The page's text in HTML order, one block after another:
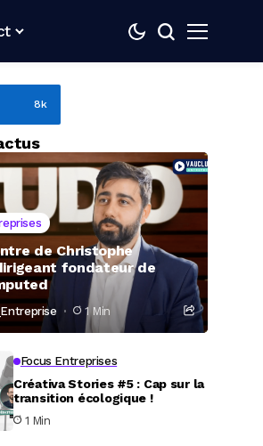
8k
de Christophe
fondateur de
1 Min
Focus Entreprises
Créativa Stories #5 : Cap sur la
transition écologique !
1 Min